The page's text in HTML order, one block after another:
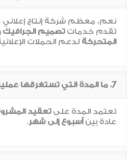
نعم، معظم شركة إنتاج
تقدم خدماتتصميم الجرافيك
المتحركة لدعم الحملات
7. ما المدة التي تستغرقها عملية إنتاج إعلان؟
تعتمد المدة علىتعقيد
عادة بين أسبوع إلى شهر.